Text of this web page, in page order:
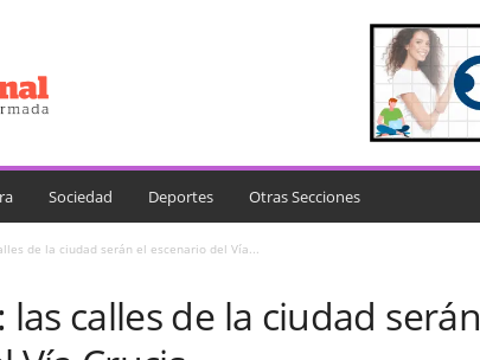
Sociedad Deportes Otras Secciones
de la ciudad serán el escenario del Vía...
las calles de la ciudad serán